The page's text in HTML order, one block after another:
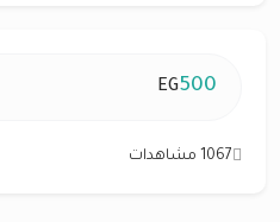
500
EG
1067 مشاهدات